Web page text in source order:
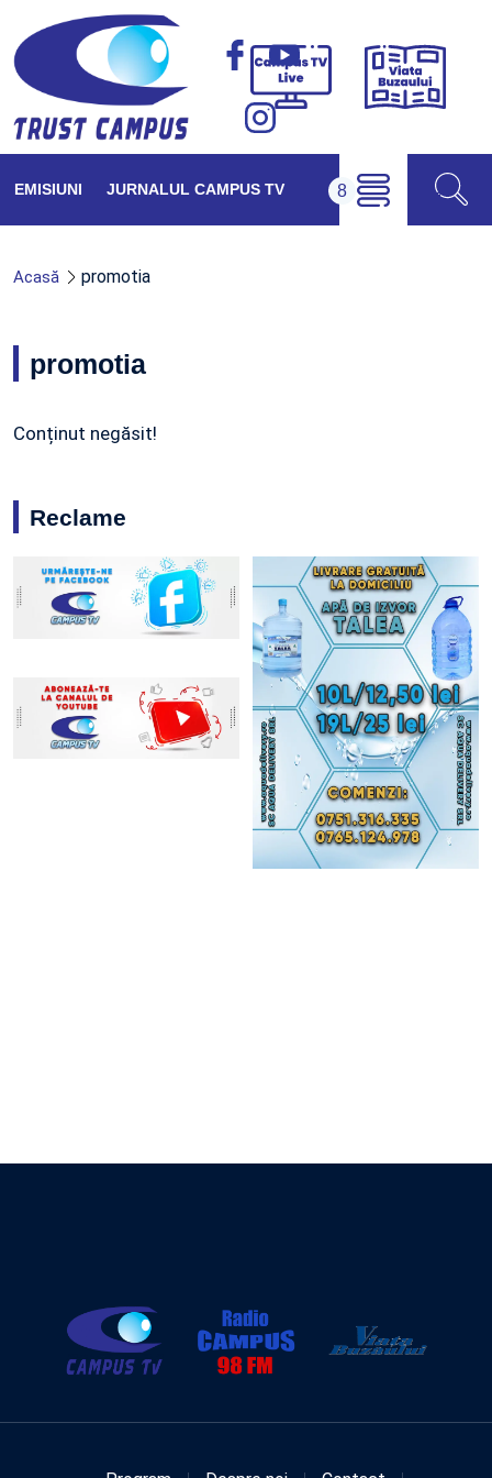
Campus
Viața
EMISIUNI JURNALUL CAMPUS TV
Acasă promotia
promotia
Conținut negăsit!
Reclame